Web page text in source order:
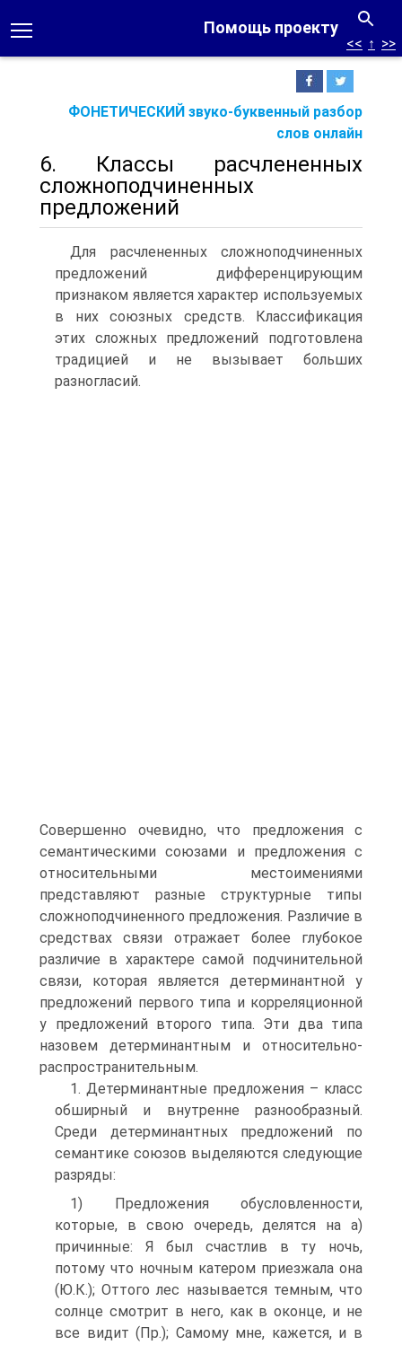
Помощь проекту
ФОНЕТИЧЕСКИЙ звуко-буквенный разбор
слов онлайн
<< ↑ >>
6. Классы расчлененных
сложноподчиненных
предложений
Для расчлененных сложноподчиненных
предложений дифференцирующим
признаком является характер используемых
в них союзных средств. Классификация
этих сложных предложений подготовлена
традицией и не вызывает больших
разногласий.
Совершенно очевидно, что предложения с
семантическими союзами и предложения с
относительными местоимениями
представляют разные структурные типы
сложноподчиненного предложения. Различие в
средствах связи отражает более глубокое
различие в характере самой подчинительной
связи, которая является детерминантной у
предложений первого типа и корреляционной
у предложений второго типа. Эти два типа
назовем детерминантным и относительно-
распространительным.
1. Детерминантные предложения – класс
обширный и внутренне разнообразный.
Среди детерминантных предложений по
семантике союзов выделяются следующие
разряды:
1) Предложения обусловленности,
которые, в свою очередь, делятся на а)
причинные: Я был счастлив в ту ночь,
потому что ночным катером приезжала она
(Ю.К.); Оттого лес называется темным, что
солнце смотрит в него, как в оконце, и не
все видит (Пр.); Самому мне, кажется, и в